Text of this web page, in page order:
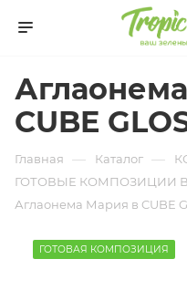
CUBE
Главная — Каталог —
ГОТОВЫЕ КОМПОЗИЦИИ
Аглаонема Мария в CUBE
ГОТОВАЯ КОМПОЗИЦИЯ